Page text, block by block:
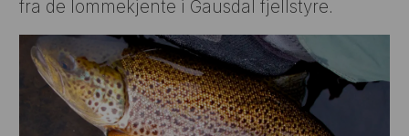
fra de lommekjente i Gausdal fjellstyre.